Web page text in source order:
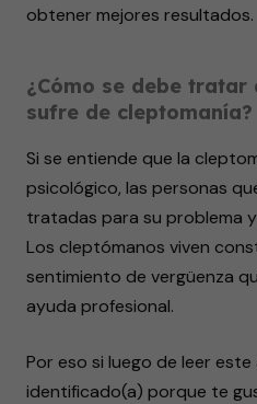
obtener mejores resultados.
¿Cómo se debe tratar
sufre de cleptomanía?
Si se entiende que la
psicológico, las personas
tratadas para su problema
Los cleptómanos viven
sentimiento de vergüenza
ayuda profesional.
Por eso si luego de leer
identificado(a) porque te